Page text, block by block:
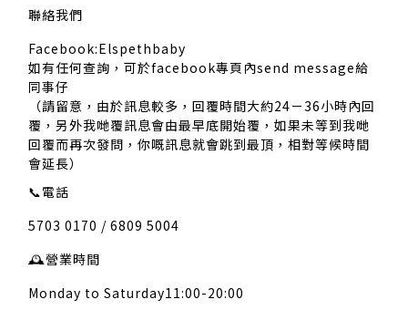
聯絡我們
Facebook:Elspethbaby
如有任何查詢，可於facebook專頁內send message給
同事仔
（請留意，由於訊息較多，回覆時間大約24－36小時內回
覆，另外我哋覆訊息會由最早底開始覆，如果未等到我哋
回覆而再次發問，你嘅訊息就會跳到最頂，相對等候時間
會延長）
📞電話
5703 0170 / 6809 5004
🕰️營業時間
Monday to Saturday11:00-20:00